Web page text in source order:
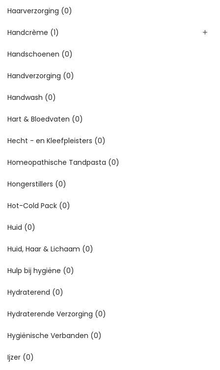
Haarverzorging (0)
Handcrème (1)
Handschoenen (0)
Handverzorging (0)
Handwash (0)
Hart & Bloedvaten (0)
Hecht - en Kleefpleisters (0)
Homeopathische Tandpasta (0)
Hongerstillers (0)
Hot-Cold Pack (0)
Huid (0)
Huid, Haar & Lichaam (0)
Hulp bij hygiëne (0)
Hydraterend (0)
Hydraterende Verzorging (0)
Hygiënische Verbanden (0)
Ijzer (0)